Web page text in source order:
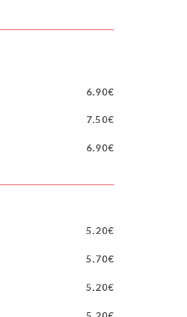
6.90€
7.50€
6.90€
5.20€
5.70€
5.20€